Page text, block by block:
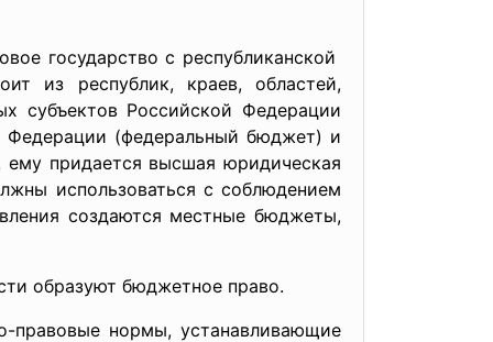
государство с республиканской
из республик, краев, областей,
субъектов Российской Федерации
(федеральный бюджет) и
придается высшая юридическая
использоваться с соблюдением
создаются местные бюджеты,
образуют бюджетное право.
правовые нормы, устанавливающие